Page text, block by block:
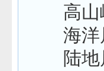
高山
海
陆